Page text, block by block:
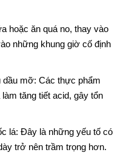
hoặc ăn quá no, thay vào
những khung giờ cố định
dầu mỡ: Các thực phẩm
tăng tiết acid, gây tổn
lá: Đây là những yếu tố có
trở nên trầm trọng hơn.